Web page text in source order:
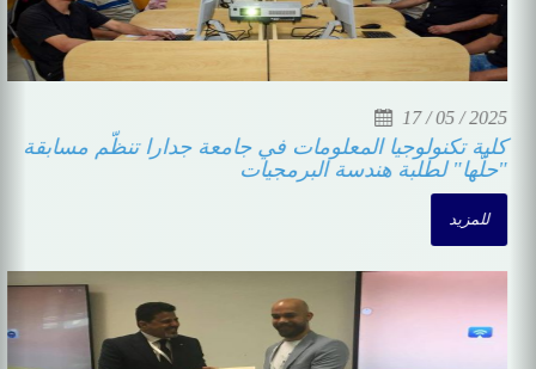
كلية تكنولوجيا المعلومات في جامعة جدارا تنظّم مسابقة
"حلّها" لطلبة هندسة البرمجيات
للمزيد